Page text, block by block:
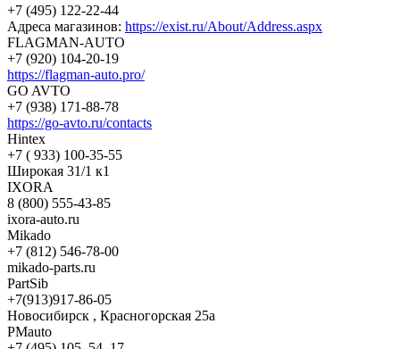
+7 (495) 122-22-44
Адреса магазинов: https://exist.ru/About/Address.aspx
FLAGMAN-AUTO
+7 (920) 104-20-19
https://flagman-auto.pro/
GO AVTO
+7 (938) 171-88-78
https://go-avto.ru/contacts
Hintex
+7 ( 933) 100-35-55
Широкая 31/1 к1
IXORA
8 (800) 555-43-85
ixora-auto.ru
Mikado
+7 (812) 546-78-00
mikado-parts.ru
PartSib
+7(913)917-86-05
Новосибирск , Красногорская 25а
PMauto